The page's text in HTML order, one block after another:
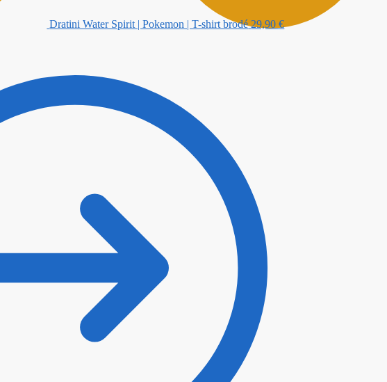
Dratini Water Spirit | Pokemon | T-shirt brodé 29,90€